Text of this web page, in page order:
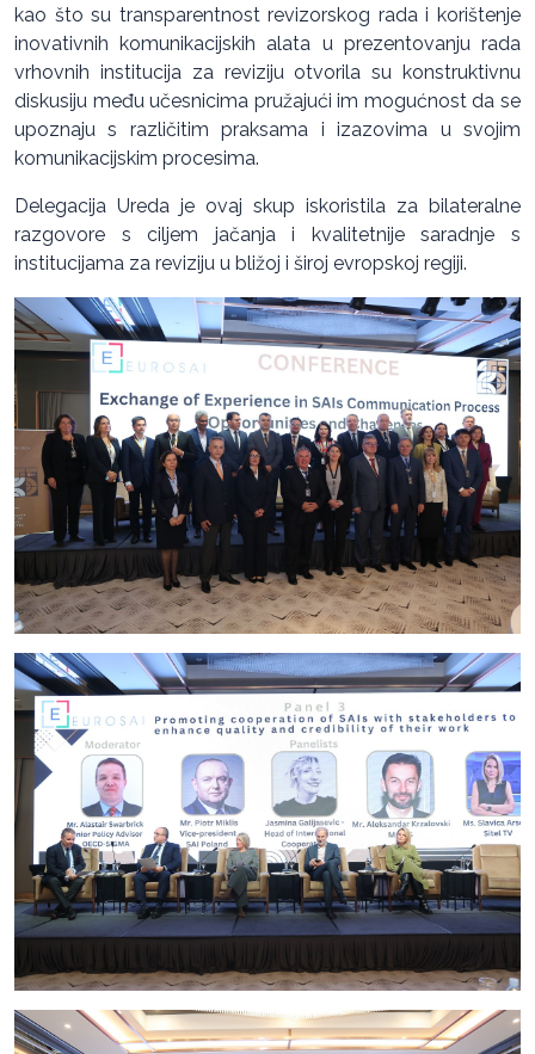
kao što su transparentnost revizorskog rada i korištenje
inovativnih komunikacijskih alata u prezentovanju rada
vrhovnih institucija za reviziju otvorila su konstruktivnu
diskusiju među učesnicima pružajući im mogućnost da se
upoznaju s različitim praksama i izazovima u svojim
komunikacijskim procesima.
Delegacija Ureda je ovaj skup iskoristila za bilateralne
razgovore s ciljem jačanja i kvalitetnije saradnje s
institucijama za reviziju u bližoj i široj evropskoj regiji.